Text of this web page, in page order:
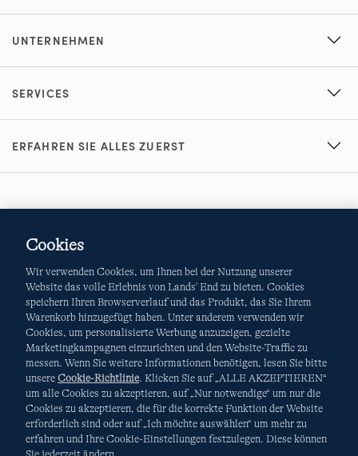
UNTERNEHMEN
SERVICES
ERFAHREN SIE ALLES ZUERST
AGB Datenschutz & Sicherheit
Cookies-Ich möchte auswählen Site Map
Internationale Websites
Diese Website ist durch reCAPTCHA geschützt. Es gelten die
DatenschutzerklärungundNutzungsbedingungenvon
Google.
Cookies
Wir verwenden Cookies, um Ihnen bei der Nutzung unserer
Website das volle Erlebnis von Lands' End zu bieten. Cookies
speichern Ihren Browserverlauf und das Produkt, das Sie Ihrem
Warenkorb hinzugefügt haben. Unter anderem verwenden wir
Cookies, um personalisierte Werbung anzuzeigen, gezielte
Marketingkampagnen einzurichten und den Website-Traffic zu
messen. Wenn Sie weitere Informationen benötigen, lesen Sie bitte
unsere Cookie-Richtlinie. Klicken Sie auf „ALLE AKZEPTIEREN“
um alle Cookies zu akzeptieren, auf „Nur notwendige“ um nur die
Cookies zu akzeptieren, die für die korrekte Funktion der Website
erforderlich sind oder auf „Ich möchte auswählen“ um mehr zu
erfahren und Ihre Cookie-Einstellungen festzulegen. Diese können